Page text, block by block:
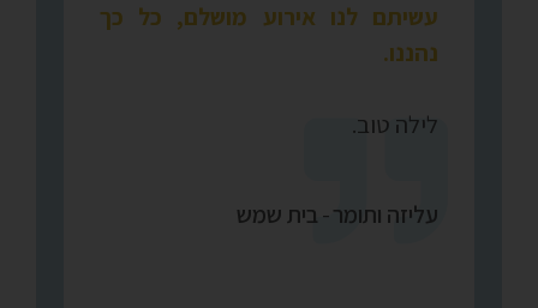
עשיתם לנו אירוע מושלם, כל כך
נהננו.
לילה טוב.
עליזה ותומר-בית שמש